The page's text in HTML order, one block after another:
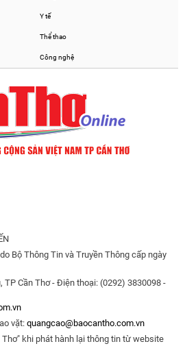
Y tế
Thể thao
Công nghệ
Bộ Thông Tin và Truyền Thông cấp ngày
TP Cần Thơ - Điện thoại: (0292) 3830098 -
vặt: quangcao@baocantho.com.vn
khi phát hành lại thông tin từ website